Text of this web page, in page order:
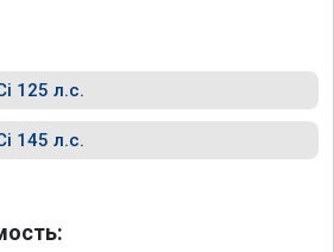
125 л.с.
145 л.с.